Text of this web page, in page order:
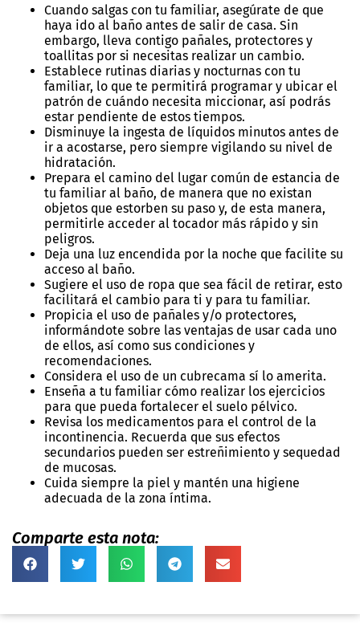
Cuando salgas con tu familiar, asegúrate de que
haya ido al baño antes de salir de casa. Sin
embargo, lleva contigo pañales, protectores y
toallitas por si necesitas realizar un cambio.
Establece rutinas diarias y nocturnas con tu
familiar, lo que te permitirá programar y ubicar el
patrón de cuándo necesita miccionar, así podrás
estar pendiente de estos tiempos.
Disminuye la ingesta de líquidos minutos antes de
ir a acostarse, pero siempre vigilando su nivel de
hidratación.
Prepara el camino del lugar común de estancia de
tu familiar al baño, de manera que no existan
objetos que estorben su paso y, de esta manera,
permitirle acceder al tocador más rápido y sin
peligros.
Deja una luz encendida por la noche que facilite su
acceso al baño.
Sugiere el uso de ropa que sea fácil de retirar, esto
facilitará el cambio para ti y para tu familiar.
Propicia el uso de pañales y/o protectores,
informándote sobre las ventajas de usar cada uno
de ellos, así como sus condiciones y
recomendaciones.
Considera el uso de un cubrecama sí lo amerita.
Enseña a tu familiar cómo realizar los ejercicios
para que pueda fortalecer el suelo pélvico.
Revisa los medicamentos para el control de la
incontinencia. Recuerda que sus efectos
secundarios pueden ser estreñimiento y sequedad
de mucosas.
Cuida siempre la piel y mantén una higiene
adecuada de la zona íntima.
Comparte esta nota: